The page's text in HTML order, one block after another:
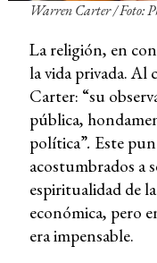
Warren Carter / Foto:
La religión, en
la vida privada.
Carter: “su
pública,
política”. Este
acostumbrados a
espiritualidad de
económica, pero
era impensable.